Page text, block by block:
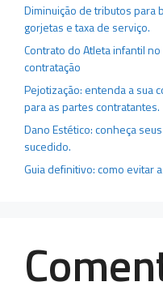
Diminuição de tributos para
gorjetas e taxa de serviço.
Contrato do Atleta infantil
contratação
Pejotização: entenda a sua
para as partes contratantes.
Dano Estético: conheça
sucedido.
Guia definitivo: como evitar